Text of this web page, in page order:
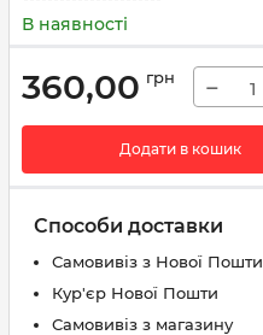
В наявності
360,00 грн −
Додати в кошик
Способи доставки
Самовивіз з Нової Пошти
Кур'єр Нової Пошти
Самовивіз з магазину